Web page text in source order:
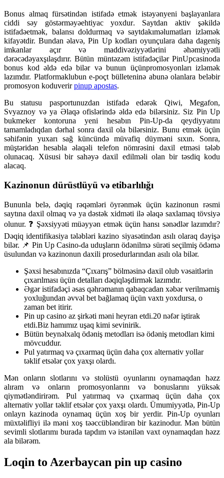
Bonus almaq fürsətindən istifadə etmək istəyənyeni başlayanlara
ciddi səy göstərməyəehtiyac yoxdur. Saytdan aktiv şəkildə
istifadəetmək, balansı doldurmaq və saytdakıməlumatları izləmək
kifayətdir. Bundan əlavə, Pin Up kodları oyunçulara daha dageniş
imkanlar açır və maddivəziyyətlərini əhəmiyyətli
dərəcədəyaxşılaşdırır. Bütün müntəzəm istifadəçilər PinUpcasinoda
bonus kod əldə edə bilər və bunun üçünpromosyonları izləmək
lazımdır. Platformaklubun e-poçt bülleteninə abunə olanlara beləbir
promosyon koduverirpinup apostas.
Bu statusu pasportunuzdan istifadə edərək Qiwi, Megafon,
Svyaznoy və ya Əlaqə ofislərində əldə edə bilərsiniz. Siz Pin Up
bukmeker kontoruna yeni hesabın Pin-Up-da qeydiyyatını
tamamladıqdan dərhal sonra daxil ola bilərsiniz. Bunu etmək üçün
səhifənin yuxarı sağ küncündə müvafiq düyməni sıxın. Sonra,
müştəridən hesabla əlaqəli telefon nömrəsini daxil etməsi tələb
olunacaq. Xüsusi bir sahəyə daxil edilməli olan bir təsdiq kodu
alacaq.
Kazinonun dürüstlüyü və etibarlılığı
Bununla belə, dəqiq rəqəmləri öyrənmək üçün kazinonun rəsmi
saytına daxil olmaq və ya dəstək xidməti ilə əlaqə saxlamaq tövsiyə
olunur. ❓ Şəxsiyyəti müəyyən etmək üçün hansı sənədlər lazımdır?
Dəqiq identifikasiya tələbləri kazino siyasətindən asılı olaraq dəyişə
bilər. 📌 Pin Up Casino-da uduşların ödənilmə sürəti seçilmiş ödəmə
üsulundan və kazinonun daxili prosedurlarından asılı ola bilər.
Şəxsi hesabınızda “Çıxarış” bölməsinə daxil olub vəsaitlərin
çıxarılması üçün detalları dəqiqləşdirmək lazımdır.
Əgər istifadəçi əsas qəhrəmanın qabaqcadan xəbər verilməmiş
yoxluğundan əvvəl bet bağlamaq üçün vaxtı yoxdursa, o
zaman bet itirir.
Pin up casino az şirkəti məni heyran etdi.20 nəfər iştirak
etdi.Biz hamımız uşaq kimi sevinirik.
Bütün beynəlxalq ödəniş metodları isə ödəniş metodları kimi
mövcuddur.
Pul yatırmaq və çıxarmaq üçün daha çox alternativ yollar
təklif etsələr çox yaxşı olardı.
Mən onların slotlarını və stolüstü oyunlarını oynamaqdan həzz
alıram və onların promosyonlarını və bonuslarını yüksək
qiymətləndirirəm. Pul yatırmaq və çıxarmaq üçün daha çox
alternativ yollar təklif etsələr çox yaxşı olardı. Ümumiyyətlə, Pin-Up
onlayn kazinoda oynamaq üçün xoş bir yerdir. Pin-Up oyunları
müxtəlifliyi ilə məni xoş təəccübləndirən bir kazinodur. Mən bütün
sevimli slotlarımı burada tapdım və istənilən vaxt oynamaqdan həzz
ala bilərəm.
Loqin to Azerbaycan pin up casino